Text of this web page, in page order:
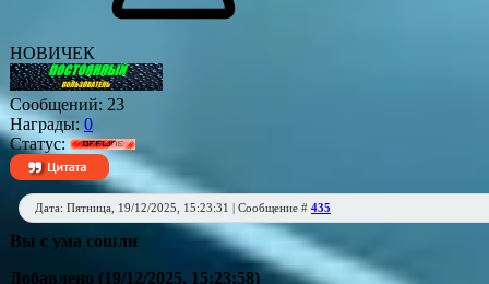
НОВИЧЕК
Сообщений: 23
Награды: 0
Статус:
Дата: Пятница, 19/12/2025, 15:23:31 | Сообщение # 435
Вы с ума сошли
Добавлено (19/12/2025, 15:23:58)